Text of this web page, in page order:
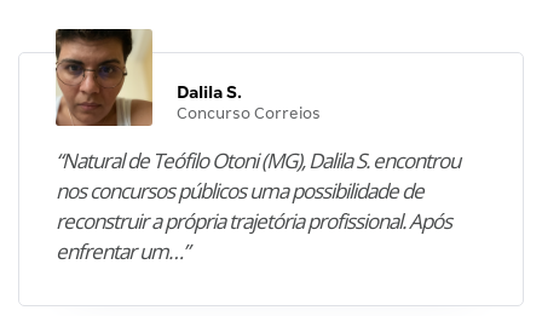
Dalila S.
Concurso Correios
“Natural de Teófilo Otoni (MG), Dalila S. encontrou
nos concursos públicos uma possibilidade de
reconstruir a própria trajetória profissional. Após
enfrentar um…”